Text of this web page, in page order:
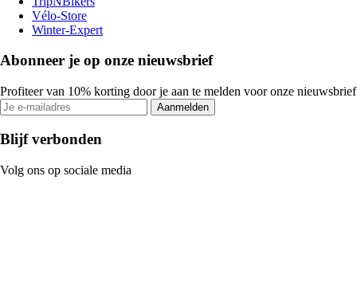
Vélo-Store
Winter-Expert
Abonneer je op onze nieuwsbrief
Profiteer van 10% korting door je aan te melden voor onze nieuwsbrief
Aanmelden
Blijf verbonden
Volg ons op sociale media